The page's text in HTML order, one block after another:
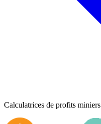
Calculatrices de profits miniers